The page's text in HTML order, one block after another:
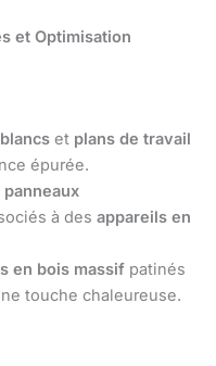
et Optimisation
et plans de travail
épurée.
à des appareils en
en bois massif patinés
touche chaleureuse.